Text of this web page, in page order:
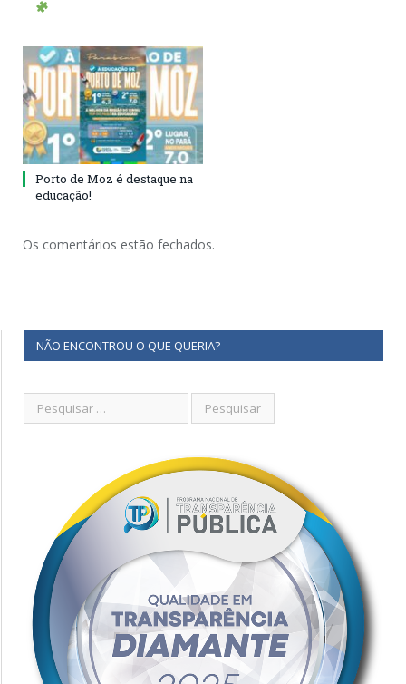
Porto de Moz é destaque na
educação!
Os comentários estão fechados.
NÃO ENCONTROU O QUE QUERIA?